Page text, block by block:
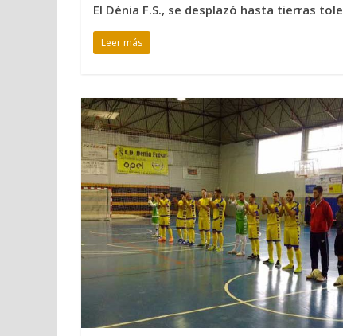
El Dénia F.S., se desplazó hasta tierras
Leer más